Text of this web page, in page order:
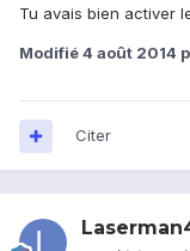
Tu avais bien activer
Modifié4 août 2014
Citer